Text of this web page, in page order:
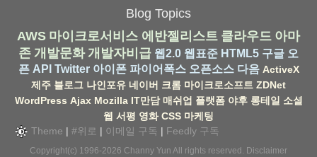
Blog Topics
AWS 마이크로서비스 에반젤리스트 클라우드 아마
존 개발문화 개발자비급 웹2.0 웹표준 HTML5 구글 오
픈 API Twitter 아이폰 파이어폭스 오픈소스 다음 ActiveX
제주 블로그 나인포유 네이버 크롬 마이크로소프트 ZDNet
WordPress Ajax Mozilla IT만담 매쉬업 플랫폼 야후 롱테일 소셜
웹 서평 영화 CSS 마케팅
Theme | #위로 | 이메일 구독 | Feedly 구독
Copyright(c) 1996-2026 Channy Yun All rights reserved. Disclaimer